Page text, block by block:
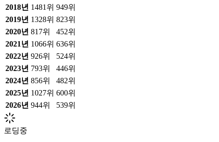
2018년 1481위 949위
2019년 1328위 823위
2020년 817위
452위
2021 년 1066위 636위
2022년 926위
524위
2023년 793위
446위
2024년 856위
482위
2025년 1027위 600위
2026년 944위 539위
로딩중